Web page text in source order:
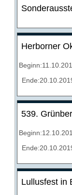
Herborner
539.
Lullusfest in